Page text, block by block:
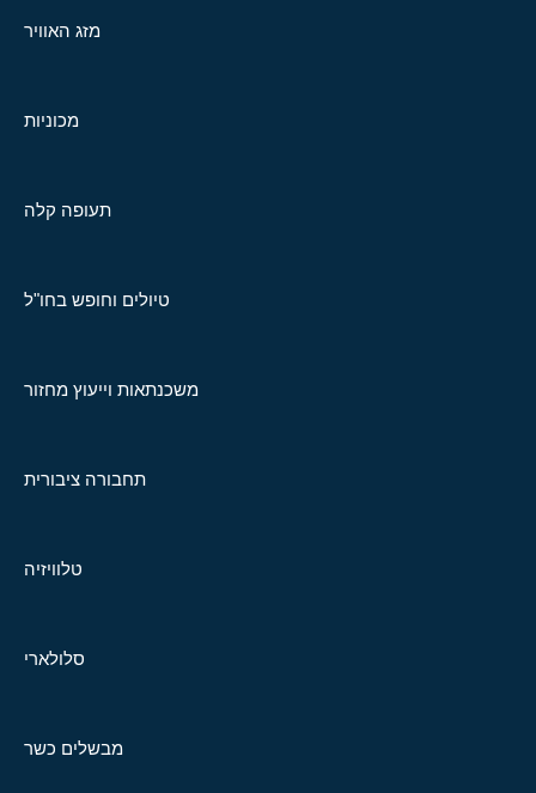
מזג האוויר
מכוניות
תעופה קלה
טיולים וחופש בחו"ל
משכנתאות וייעוץ מחזור
תחבורה ציבורית
טלוויזיה
סלולארי
מבשלים כשר